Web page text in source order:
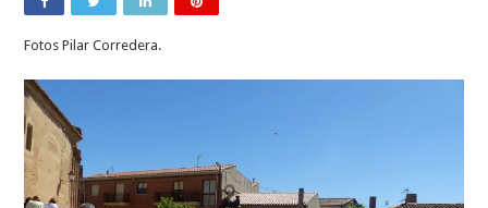
Fotos Pilar Corredera.